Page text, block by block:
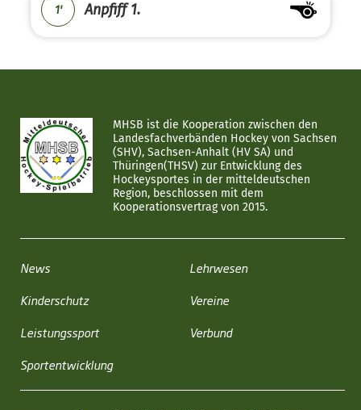
1' Anpfiff 1.
MHSB ist die Kooperation zwischen den
Landesfachverbänden Hockey von Sachsen
(SHV), Sachsen-Anhalt (HV SA) und
Thüringen(THSV) zur Entwicklung des
Hockeysportes in der mitteldeutschen
Region, beschlossen mit dem
Kooperationsvertrag von 2015.
News
Kinderschutz
Leistungssport
Sportentwicklung
Lehrwesen
Vereine
Verbund